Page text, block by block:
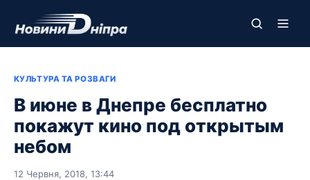
КУЛЬТУРА ТА РОЗВАГИ
В июне в Днепре бесплатно
покажут кино под открытым
небом
12 Червня, 2018, 13:44